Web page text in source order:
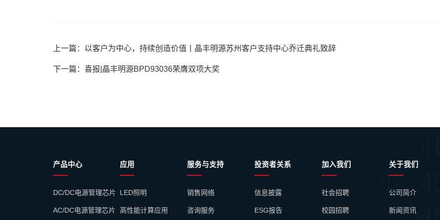
上一篇：以客户为中心，持续创造价值丨晶丰明源苏州客户支持中心乔迁典礼致辞
下一篇：喜报|晶丰明源BPD93036荣膺双项大奖
产品中心
DC/DC电源管理芯片
AC/DC电源管理芯片
应用
LED照明
高性能计算应用
服务与支持
销售网络
咨询服务
投资者关系
信息披露
ESG报告
加入我们
社会招聘
校园招聘
关于我们
公司简介
新闻资讯